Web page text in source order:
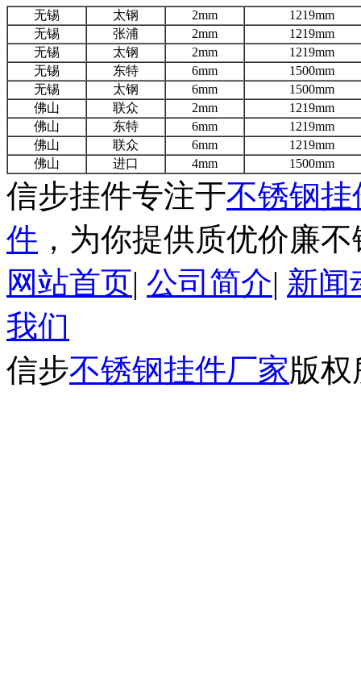
无锡 太钢 2mm
1219mm
无锡
张浦 2mm
1219mm
无锡
太钢 2mm
1219mm
无锡
东特 6mm
1500mm
无锡
太钢 6mm
1500mm
佛山
联众 2mm
1219mm
佛山
东特 6mm
1219mm
佛山
联众 6mm
1219mm
佛山
进口 4mm 1500mm
信步挂件专注于不锈钢挂
件 ，为你提供质优价廉
网站首页| 公司简介| 新闻
我们
信步不锈钢挂件厂家版权